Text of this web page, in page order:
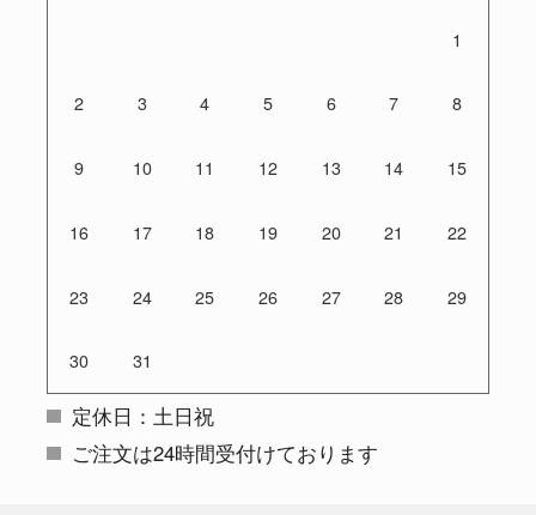
1
2 3 4 5 6 7 8
9 10 11 12 13 14 15
16 17 18 19 20 21 22
23 24 25 26 27 28 29
30 31
定休日：土日祝
ご注文は24時間受付けております